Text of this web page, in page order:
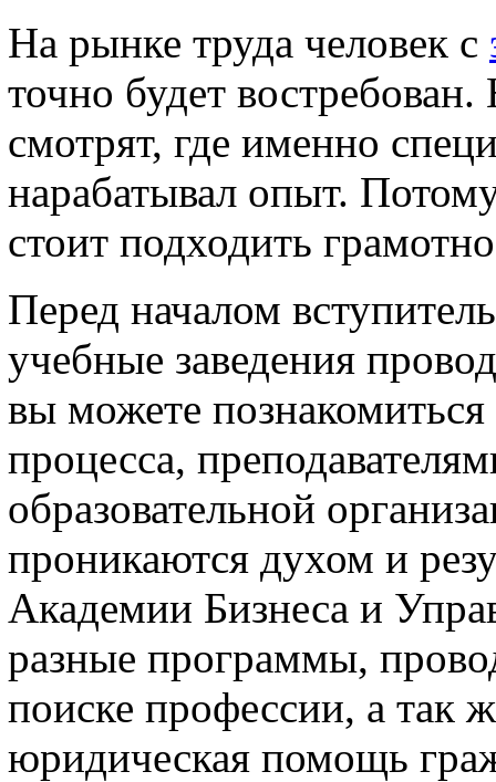
На рынке труда человек с
точно будет востребован.
смотрят, где именно
нарабатывал опыт.
стоит подходить
Перед началом
учебные заведения
вы можете
процесса,
образовательной
проникаются духом и
Академии Бизнеса и
разные программы,
поиске профессии, а так
юридическая помощь